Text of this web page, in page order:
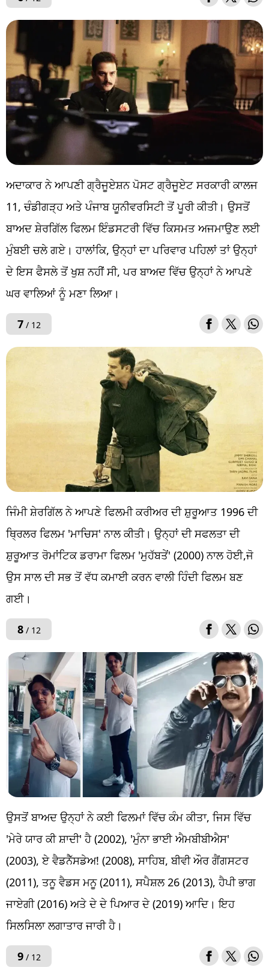
ਅਦਾਕਾਰ ਨੇ ਆਪਣੀ ਗ੍ਰੈਜੂਏਸ਼ਨ ਪੋਸਟ ਗ੍ਰੈਜੂਏਟ ਸਰਕਾਰੀ ਕਾਲਜ
11, ਚੰਡੀਗੜ੍ਹ ਅਤੇ ਪੰਜਾਬ ਯੂਨੀਵਰਸਿਟੀ ਤੋਂ ਪੂਰੀ ਕੀਤੀ। ਉਸਤੋਂ
ਬਾਅਦ ਸ਼ੇਰਗਿੱਲ ਫਿਲਮ ਇੰਡਸਟਰੀ ਵਿੱਚ ਕਿਸਮਤ ਅਜਮਾਉਣ ਲਈ
ਮੁੰਬਈ ਚਲੇ ਗਏ। ਹਾਲਾਂਕਿ, ਉਨ੍ਹਾਂ ਦਾ ਪਰਿਵਾਰ ਪਹਿਲਾਂ ਤਾਂ ਉਨ੍ਹਾਂ
ਦੇ ਇਸ ਫੈਸਲੇ ਤੋਂ ਖੁਸ਼ ਨਹੀਂ ਸੀ, ਪਰ ਬਾਅਦ ਵਿੱਚ ਉਨ੍ਹਾਂ ਨੇ ਆਪਣੇ
ਘਰ ਵਾਲਿਆਂ ਨੂੰ ਮਣਾ ਲਿਆ।
7/ 12
ਜਿੰਮੀ ਸ਼ੇਰਗਿੱਲ ਨੇ ਆਪਣੇ ਫਿਲਮੀ ਕਰੀਅਰ ਦੀ ਸ਼ੁਰੂਆਤ 1996 ਦੀ
ਥ੍ਰਿਲਰ ਫਿਲਮ 'ਮਾਚਿਸ' ਨਾਲ ਕੀਤੀ। ਉਨ੍ਹਾਂ ਦੀ ਸਫਲਤਾ ਦੀ
ਸ਼ੁਰੂਆਤ ਰੋਮਾਂਟਿਕ ਡਰਾਮਾ ਫਿਲਮ 'ਮੁਹੱਬਤੇਂ' (2000) ਨਾਲ ਹੋਈ,ਜੋ
ਉਸ ਸਾਲ ਦੀ ਸਭ ਤੋਂ ਵੱਧ ਕਮਾਈ ਕਰਨ ਵਾਲੀ ਹਿੰਦੀ ਫਿਲਮ ਬਣ
ਗਈ।
8/ 12
ਉਸਤੋਂ ਬਾਅਦ ਉਨ੍ਹਾਂ ਨੇ ਕਈ ਫਿਲਮਾਂ ਵਿੱਚ ਕੰਮ ਕੀਤਾ, ਜਿਸ ਵਿੱਚ
'ਮੇਰੇ ਯਾਰ ਕੀ ਸ਼ਾਦੀ' ਹੈ (2002), 'ਮੁੰਨਾ ਭਾਈ ਐਮਬੀਬੀਐਸ'
(2003), ਏ ਵੈਡਨੈੱਸਡੇਅ! (2008), ਸਾਹਿਬ, ਬੀਵੀ ਔਰ ਗੈਂਗਸਟਰ
(2011), ਤਨੂ ਵੈਡਸ ਮਨੂ (2011), ਸਪੈਸ਼ਲ 26 (2013), ਹੈਪੀ ਭਾਗ
ਜਾਏਗੀ (2016) ਅਤੇ ਦੇ ਦੇ ਪਿਆਰ ਦੇ (2019) ਆਦਿ। ਇਹ
ਸਿਲਸਿਲਾ ਲਗਾਤਾਰ ਜਾਰੀ ਹੈ।
9/ 12